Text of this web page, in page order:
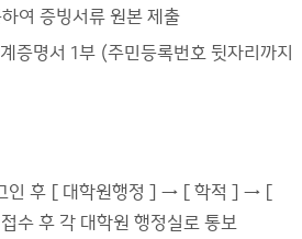
여 증빙서류 원본 제출
증명서 1부 (주민등록번호 뒷자리까지
인 후 [ 대학원행정 ] → [ 학적 ] → [
수 후 각 대학원 행정실로 통보